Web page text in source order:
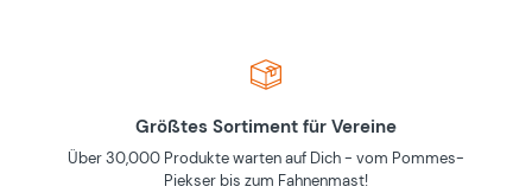
Größtes Sortiment für Vereine
Über 30,000 Produkte warten auf Dich - vom Pommes-
Piekser bis zum Fahnenmast!